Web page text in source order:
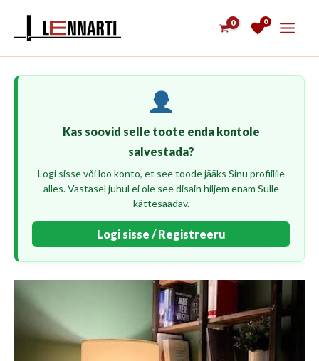
0
Kas soovid selle toote enda kontole
salvestada?
Logi sisse või loo konto, et see toode jääks Sinu profiilile
alles. Vastasel juhul ei ole see disain hiljem enam Sulle
kättesaadav.
Logi sisse / Registreeru